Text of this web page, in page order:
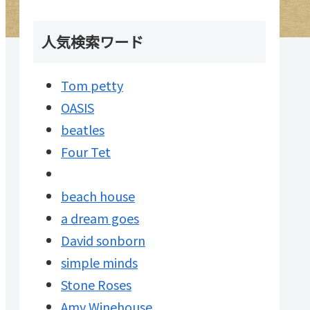
人気検索ワード
Tom petty
OASIS
beatles
Four Tet
beach house
a dream goes
David sonborn
simple minds
Stone Roses